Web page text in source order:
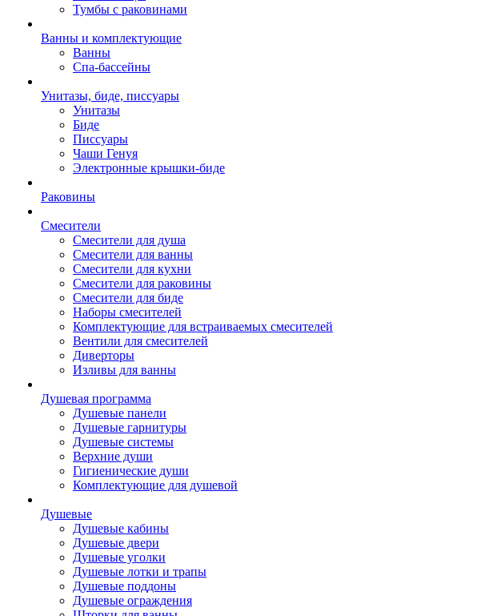
Тумбы с раковинами
Ванны и комплектующие
Ванны
Спа-бассейны
Унитазы, биде, писсуары
Унитазы
Биде
Писсуары
Чаши Генуя
Электронные крышки-биде
Раковины
Смесители
Смесители для душа
Смесители для ванны
Смесители для кухни
Смесители для раковины
Смесители для биде
Наборы смесителей
Комплектующие для встраиваемых смесителей
Вентили для смесителей
Диверторы
Изливы для ванны
Душевая программа
Душевые панели
Душевые гарнитуры
Душевые системы
Верхние души
Гигиенические души
Комплектующие для душевой
Душевые
Душевые кабины
Душевые двери
Душевые уголки
Душевые лотки и трапы
Душевые поддоны
Душевые ограждения